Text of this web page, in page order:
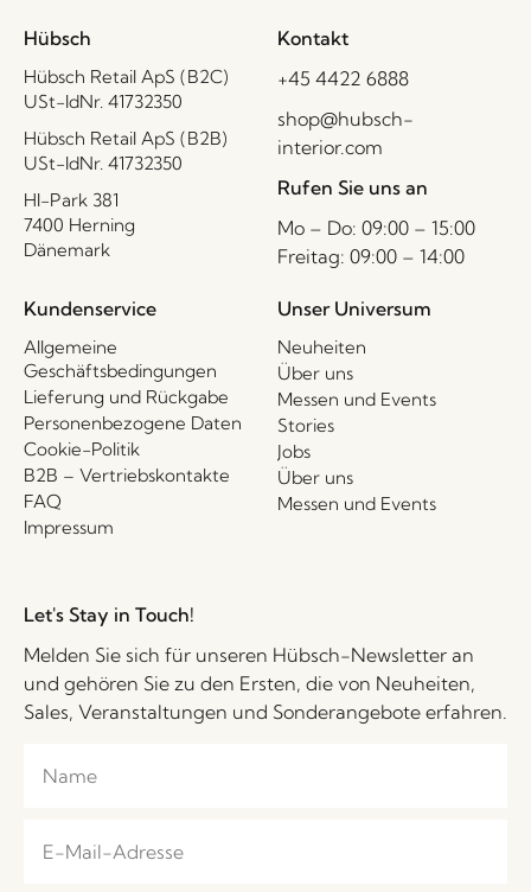
Hübsch
Hübsch Retail ApS (B2C)
USt-IdNr. 41732350
Hübsch Retail ApS (B2B)
USt-IdNr. 41732350
HI-Park 381
7400 Herning
Dänemark
Kontakt
+45 4422 6888
shop@hubsch-
interior.com
Rufen Sie uns an
Mo – Do: 09:00 – 15:00
Freitag: 09:00 – 14:00
Kundenservice
Allgemeine
Geschäftsbedingungen
Lieferung und Rückgabe
Personenbezogene Daten
Cookie-Politik
B2B – Vertriebskontakte
FAQ
Impressum
Unser Universum
Neuheiten
Über uns
Messen und Events
Stories
Jobs
Über uns
Messen und Events
Let's Stay in Touch!
Melden Sie sich für unseren Hübsch-Newsletter an
und gehören Sie zu den Ersten, die von Neuheiten,
Sales, Veranstaltungen und Sonderangebote erfahren.